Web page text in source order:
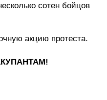
сотен бойцов
акцию протеста.